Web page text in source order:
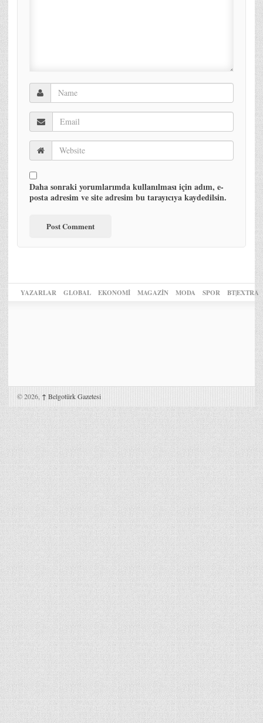
Daha sonraki yorumlarımda kullanılması için adım, e-
posta adresim ve site adresim bu tarayıcıya kaydedilsin.
YAZARLAR GLOBAL EKONOMİ MAGAZİN MODA SPOR BT|EXTRA
© 2026, ↑ Belgotürk Gazetesi